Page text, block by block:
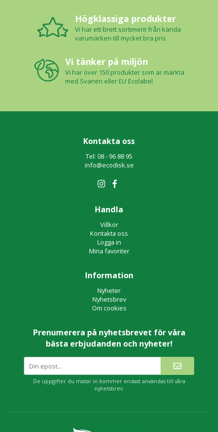
Högklassiga produkter
Vi har ett brett sortiment från kända
varumärken till mycket bra pris
Vi tänker på miljön
Vi har över 150 produkter som är märkta
med Svanen eller EU Ecolabel
Kontakta oss
Tel: 08 - 96 88 95
info@ecodisk.se
Handla
Villkor
Kontakta oss
Logga in
Mina favoriter
Information
Nyheter
Nyhetsbrev
Om cookies
Prenumerera på nyhetsbrevet för våra
bästa erbjudanden och nyheter!
De uppgifter du matar in kommer endast användas till våra
nyhetsbrev.